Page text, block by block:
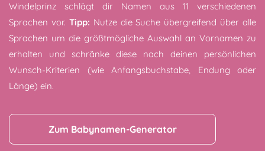
Windelprinz schlägt dir Namen aus 11 verschiedenen
Sprachen vor. Tipp: Nutze die Suche übergreifend über alle
Sprachen um die größtmögliche Auswahl an Vornamen zu
erhalten und schränke diese nach deinen persönlichen
Wunsch-Kriterien (wie Anfangsbuchstabe, Endung oder
Länge) ein.
Zum Babynamen-Generator